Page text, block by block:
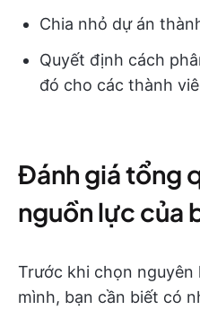
Chia nhỏ dự án
Quyết định cách
đó cho các thành
Đánh giá tổng
nguồn lực của
Trước khi chọn nguyên
mình, bạn cần biết có